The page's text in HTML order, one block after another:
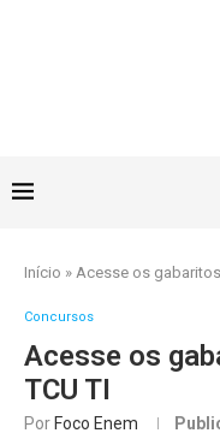
Início » Acesse os
Concursos
Acesse os
TCU TI
Por Foco Enem